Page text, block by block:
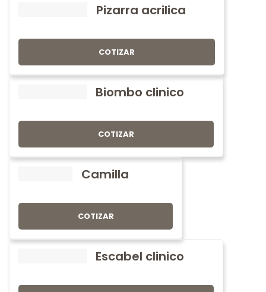
Pizarra acrilica
COTIZAR
Biombo clinico
COTIZAR
Camilla
COTIZAR
Escabel clinico